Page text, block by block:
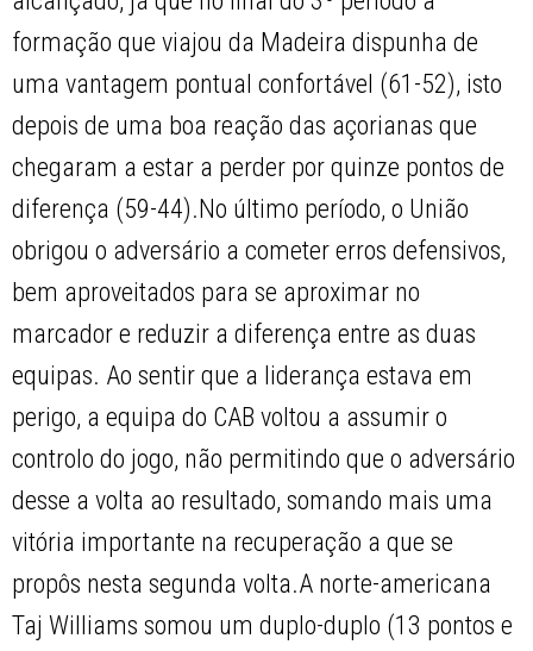
formação que viajou da Madeira dispunha de
uma vantagem pontual confortável (61-52), isto
depois de uma boa reação das açorianas que
chegaram a estar a perder por quinze pontos de
diferença (59-44).No último período, o União
obrigou o adversário a cometer erros defensivos,
bem aproveitados para se aproximar no
marcador e reduzir a diferença entre as duas
equipas. Ao sentir que a liderança estava em
perigo, a equipa do CAB voltou a assumir o
controlo do jogo, não permitindo que o adversário
desse a volta ao resultado, somando mais uma
vitória importante na recuperação a que se
propôs nesta segunda volta.A norte-americana
Taj Williams somou um duplo-duplo (13 pontos e